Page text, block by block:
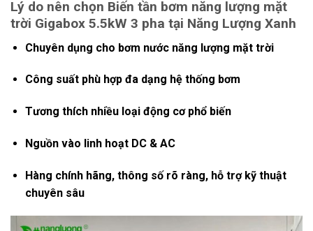
Lý do nên chọn Biến tần bơm năng lượng mặt
trời Gigabox 5.5kW 3 pha tại Năng Lượng Xanh
Chuyên dụng cho bơm nước năng lượng mặt trời
Công suất phù hợp đa dạng hệ thống bơm
Tương thích nhiều loại động cơ phổ biến
Nguồn vào linh hoạt DC & AC
Hàng chính hãng, thông số rõ ràng, hỗ trợ kỹ thuật
chuyên sâu